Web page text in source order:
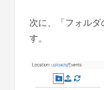
次に、「フォル
す。